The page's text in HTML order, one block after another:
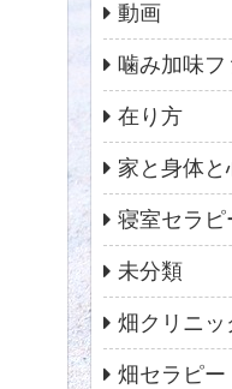
動画
噛み加味
在り方
家と身体と
寝室セラピ
未分類
畑クリニッ
畑セラピー